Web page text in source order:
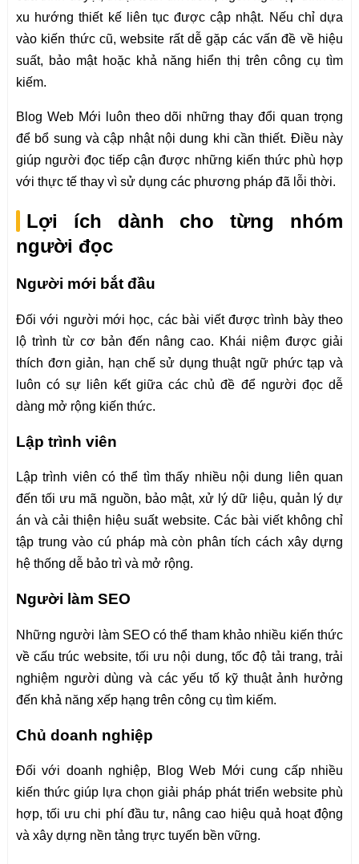
xu hướng thiết kế liên tục được cập nhật. Nếu chỉ dựa
vào kiến thức cũ, website rất dễ gặp các vấn đề về hiệu
suất, bảo mật hoặc khả năng hiển thị trên công cụ tìm
kiếm.
Blog Web Mới luôn theo dõi những thay đổi quan trọng
để bổ sung và cập nhật nội dung khi cần thiết. Điều này
giúp người đọc tiếp cận được những kiến thức phù hợp
với thực tế thay vì sử dụng các phương pháp đã lỗi thời.
Lợi ích dành cho từng nhóm
người đọc
Người mới bắt đầu
Đối với người mới học, các bài viết được trình bày theo
lộ trình từ cơ bản đến nâng cao. Khái niệm được giải
thích đơn giản, hạn chế sử dụng thuật ngữ phức tạp và
luôn có sự liên kết giữa các chủ đề để người đọc dễ
dàng mở rộng kiến thức.
Lập trình viên
Lập trình viên có thể tìm thấy nhiều nội dung liên quan
đến tối ưu mã nguồn, bảo mật, xử lý dữ liệu, quản lý dự
án và cải thiện hiệu suất website. Các bài viết không chỉ
tập trung vào cú pháp mà còn phân tích cách xây dựng
hệ thống dễ bảo trì và mở rộng.
Người làm SEO
Những người làm SEO có thể tham khảo nhiều kiến thức
về cấu trúc website, tối ưu nội dung, tốc độ tải trang, trải
nghiệm người dùng và các yếu tố kỹ thuật ảnh hưởng
đến khả năng xếp hạng trên công cụ tìm kiếm.
Chủ doanh nghiệp
Đối với doanh nghiệp, Blog Web Mới cung cấp nhiều
kiến thức giúp lựa chọn giải pháp phát triển website phù
hợp, tối ưu chi phí đầu tư, nâng cao hiệu quả hoạt động
và xây dựng nền tảng trực tuyến bền vững.